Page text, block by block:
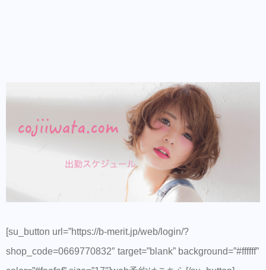
[su_button url=”https://b-merit.jp/web/login/?
shop_code=0669770832″ target=”blank” background=”#ffffff”